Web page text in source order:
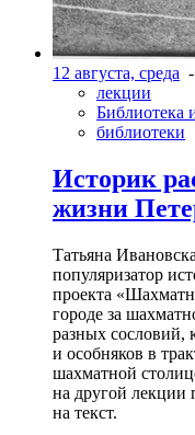
12 августа, среда -
лекции
Библиотека
библиотеки
Историк
жизни
Татьяна
популяризатор
проекта
городе за
разных сословий,
и особняков в
шахматной
на другой
на текст.